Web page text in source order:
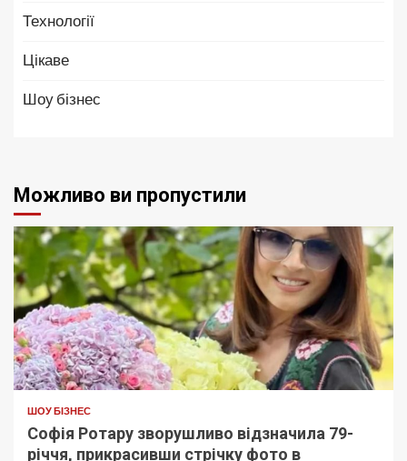
Технології
Цікаве
Шоу бізнес
Можливо ви пропустили
ШОУ БІЗНЕС
Софія Ротару зворушливо відзначила 79-
річчя, прикрасивши стрічку фото в